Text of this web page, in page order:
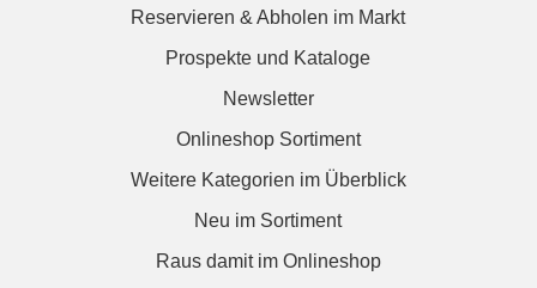
Reservieren & Abholen im Markt
Prospekte und Kataloge
Newsletter
Onlineshop Sortiment
Weitere Kategorien im Überblick
Neu im Sortiment
Raus damit im Onlineshop